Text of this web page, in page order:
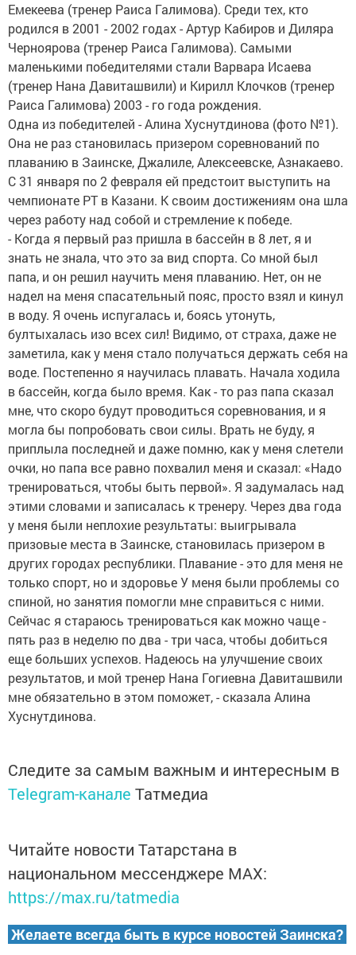
Емекеева (тренер Раиса Галимова). Среди тех, кто
родился в 2001 - 2002 годах - Артур Кабиров и Диляра
Черноярова (тренер Раиса Галимова). Самыми
маленькими победителями стали Варвара Исаева
(тренер Нана Давиташвили) и Кирилл Клочков (тренер
Раиса Галимова) 2003 - го года рождения.
Одна из победителей - Алина Хуснутдинова (фото №1).
Она не раз становилась призером соревнований по
плаванию в Заинске, Джалиле, Алексеевске, Азнакаево.
С 31 января по 2 февраля ей предстоит выступить на
чемпионате РТ в Казани. К своим достижениям она шла
через работу над собой и стремление к победе.
- Когда я первый раз пришла в бассейн в 8 лет, я и
знать не знала, что это за вид спорта. Со мной был
папа, и он решил научить меня плаванию. Нет, он не
надел на меня спасательный пояс, просто взял и кинул
в воду. Я очень испугалась и, боясь утонуть,
бултыхалась изо всех сил! Видимо, от страха, даже не
заметила, как у меня стало получаться держать себя на
воде. Постепенно я научилась плавать. Начала ходила
в бассейн, когда было время. Как - то раз папа сказал
мне, что скоро будут проводиться соревнования, и я
могла бы попробовать свои силы. Врать не буду, я
приплыла последней и даже помню, как у меня слетели
очки, но папа все равно похвалил меня и сказал: «Надо
тренироваться, чтобы быть первой». Я задумалась над
этими словами и записалась к тренеру. Через два года
у меня были неплохие результаты: выигрывала
призовые места в Заинске, становилась призером в
других городах республики. Плавание - это для меня не
только спорт, но и здоровье У меня были проблемы со
спиной, но занятия помогли мне справиться с ними.
Сейчас я стараюсь тренироваться как можно чаще -
пять раз в неделю по два - три часа, чтобы добиться
еще больших успехов. Надеюсь на улучшение своих
результатов, и мой тренер Нана Гогиевна Давиташвили
мне обязательно в этом поможет, - сказала Алина
Хуснутдинова.
Следите за самым важным и интересным в
Telegram-канале Татмедиа
Читайте новости Татарстана в
национальном мессенджере MАХ:
https://max.ru/tatmedia
Желаете всегда быть в курсе новостей Заинска?